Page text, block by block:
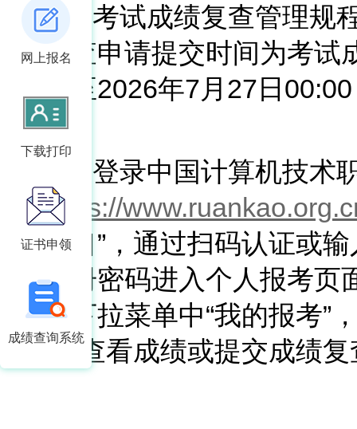
网上报名
下载打印
证书申领
成绩查询系统
1.根据考试成绩复查管理规
绩复查申请提交时间为考试
日起至2026年7月27日
受理。
2.考生登录中国计算机技术
站https://
考入口”，通过扫码认证或
和注册密码进入个人报考页
上角下拉菜单中“我的报考”
绩”中查看成绩或提交成绩